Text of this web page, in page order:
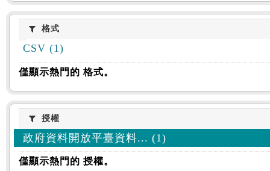
格式格式
CSV (1)
僅顯示熱門的 格式。
授權授權
政府資料開放平臺資料... (1)
僅顯示熱門的 授權。